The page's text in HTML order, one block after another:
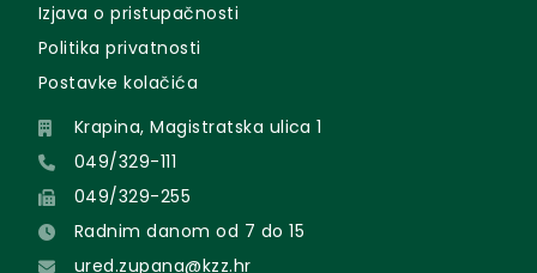
Izjava o pristupačnosti
Politika privatnosti
Postavke kolačića
Krapina, Magistratska ulica 1
049/329-111
049/329-255
Radnim danom od 7 do 15
ured.zupana@kzz.hr